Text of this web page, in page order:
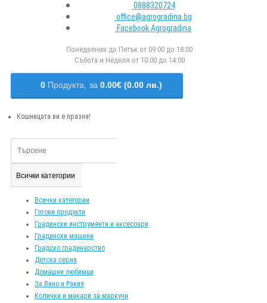
0888320724
office@agrogradina.bg
Facebook Agrogradina
Понеделник до Петък от 09:00 до 18:00
Събота и Неделя от 10:00 до 14:00
0 Продукта, за 0.00€ (0.00 лв.)
Кошницата ви е празна!
Всички категории
Всички категории
Готови продукти
Градински инструменти и аксесоари
Градински машини
Градско градинарство
Детска серия
Домашни любимци
За Вино и Ракия
Колички и макари за маркучи